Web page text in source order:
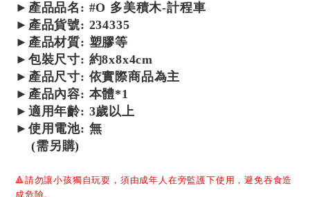
►產品品名: #O 多美積木-計程車
► 產品貨號: 234335
► 產品材質: 塑膠等
►包裝尺寸: 約8x8x4cm
►產品尺寸: 依實際商品為主
►產品內容: 本體*1
►適用年齡: 3歲以上
►使用電池: 無
(需另購)
🔺請勿讓小孩獨自玩耍，須由成年人在旁監護下使用，避免吞食造
成危險。